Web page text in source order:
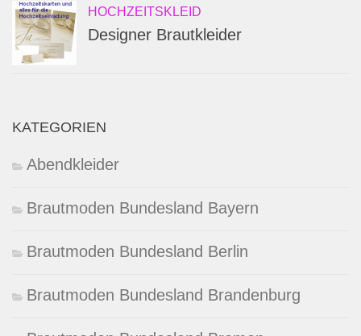
HOCHZEITSKLEID
Designer Brautkleider
KATEGORIEN
Abendkleider
Brautmoden Bundesland Bayern
Brautmoden Bundesland Berlin
Brautmoden Bundesland Brandenburg